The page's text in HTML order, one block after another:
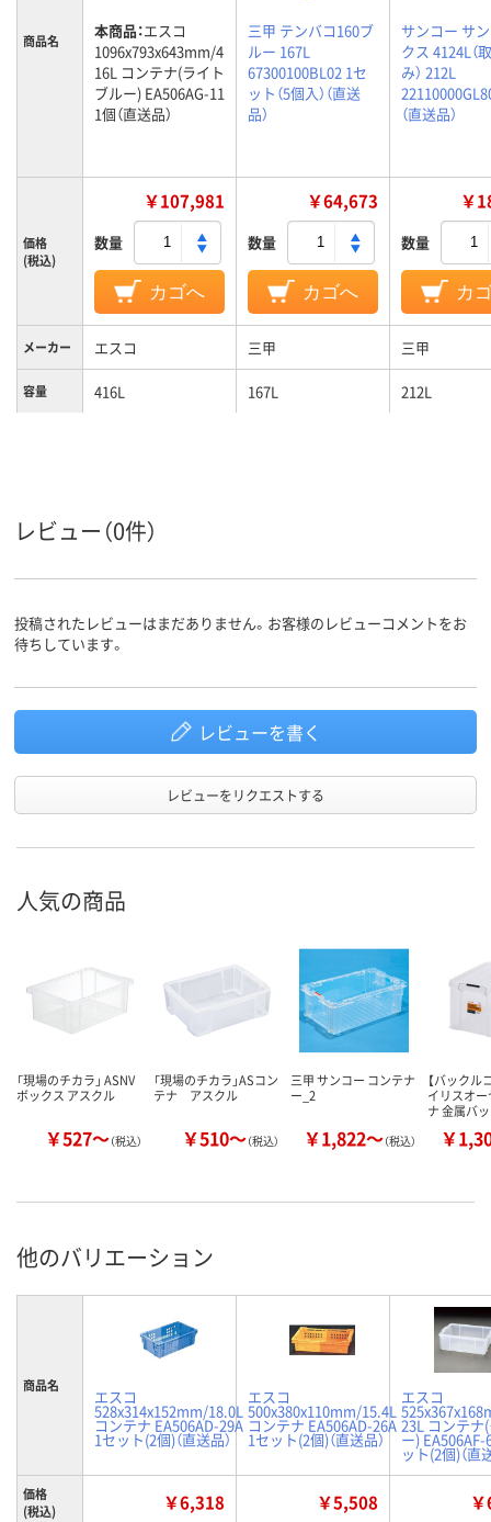
商品名 本商品：エスコ
1096x793x643mm/4
16L コンテナ(ライト
ブルー) EA506AG-11
1個（直送品）
三甲 テンバコ160ブ
ルー 167L
67300100BL02 1セ
ット（5個入）（直送
品）
サンコー サ
クス 4124L（
み） 212L
（直送品）
価格
(税込)
￥107,981
数量
カゴへ
￥64,673
数量
カゴへ
￥
数量
カ
メーカー エスコ 三甲 三甲
容量 416L 167L 212L
ループ
レビュー（0件）
投稿されたレビューはまだありません。お客様のレビューコメントをお
待ちしています。
レビューを書く
レビューをリクエストする
人気の商品
「現場のチカラ」 ASNV
ボックス アスクル
￥527～（税込）
「現場のチカラ」ASコン
テナ アスクル
￥510～（税込）
三甲 サンコー コンテナ
ー_2
￥1,822～（税込）
【バックル
イリスオ
ナ 金属バ
￥
他のバリエーション
商品名
エスコ
528x314x152mm/18.0L
コンテナ EA506AD-29A
1セット(2個)（直送品）
エスコ
500x380x110mm/15.4L
コンテナ EA506AD-26A
1セット(2個)（直送品）
エスコ
23L コンテナ
ー) EA506AF-
ット(2個)（直
価格
(税込)
￥6,318 ￥5,508